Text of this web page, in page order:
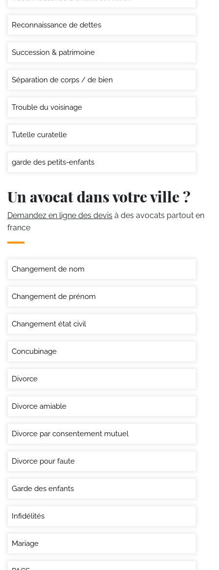
Reconnaissance de dettes
Succession & patrimoine
Séparation de corps / de bien
Trouble du voisinage
Tutelle curatelle
garde des petits-enfants
Un avocat dans votre ville ?
Demandez en ligne des devis à des avocats partout en
france
Changement de nom
Changement de prénom
Changement état civil
Concubinage
Divorce
Divorce amiable
Divorce par consentement mutuel
Divorce pour faute
Garde des enfants
Infidélités
Mariage